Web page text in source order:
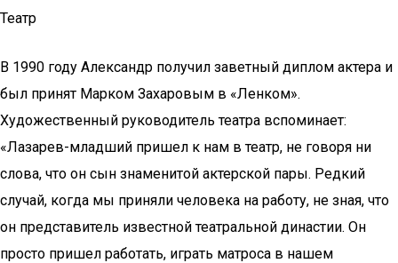
Театр
В 1990 году Александр получил заветный диплом актера и
был принят Марком Захаровым в «Ленком».
Художественный руководитель театра вспоминает:
«Лазарев-младший пришел к нам в театр, не говоря ни
слова, что он сын знаменитой актерской пары. Редкий
случай, когда мы приняли человека на работу, не зная, что
он представитель известной театральной династии. Он
просто пришел работать, играть матроса в нашем